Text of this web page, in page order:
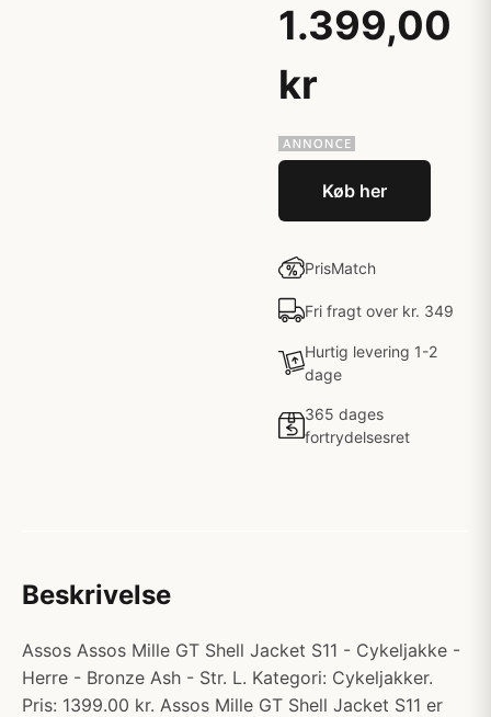
1.399,00
kr
Køb her
PrisMatch
Fri fragt over kr. 349
Hurtig levering 1-2
dage
365 dages
fortrydelsesret
Beskrivelse
Assos Assos Mille GT Shell Jacket S11 - Cykeljakke -
Herre - Bronze Ash - Str. L. Kategori: Cykeljakker.
Pris: 1399.00 kr. Assos Mille GT Shell Jacket S11 er